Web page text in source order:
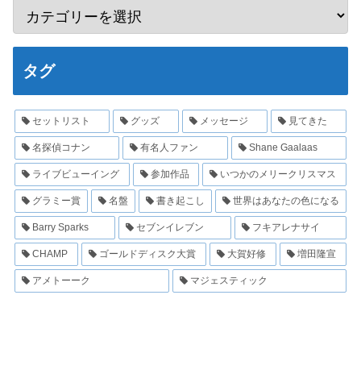
タグ
セットリスト グッズ メッセージ 見てきた
名探偵コナン 有名人ファン Shane Gaalaas
ライブビューイング 参加作品 いつかのメリークリスマス
グラミー賞 名盤 書き起こし 世界はあなたの色になる
Barry Sparks セブンイレブン フキアレナサイ
CHAMP ゴールドディスク大賞 大賀好修 増田隆宣
アメトーーク マジェスティック